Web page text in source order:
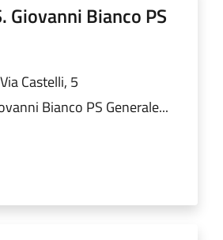
Giovanni Bianco PS
Via Castelli, 5
Bianco PS Generale...